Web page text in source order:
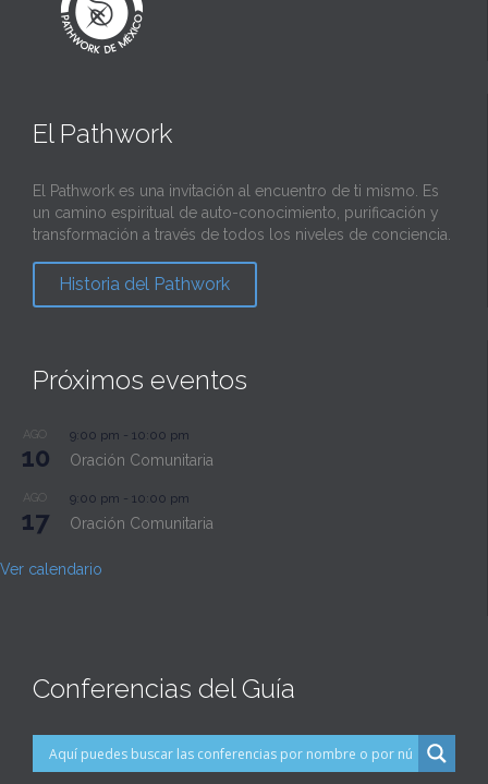
El Pathwork
El Pathwork es una invitación al encuentro de ti mismo. Es
un camino espiritual de auto-conocimiento, purificación y
transformación a través de todos los niveles de conciencia.
Historia del Pathwork
Próximos eventos
AGO
10
9:00 pm - 10:00 pm
Oración Comunitaria
AGO
17
9:00 pm - 10:00 pm
Oración Comunitaria
Ver calendario
Conferencias del Guía